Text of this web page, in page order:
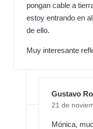
pongan cable a
estoy entrando en
de ello.
Muy interesante
Gustavo
21 de
Mónica,